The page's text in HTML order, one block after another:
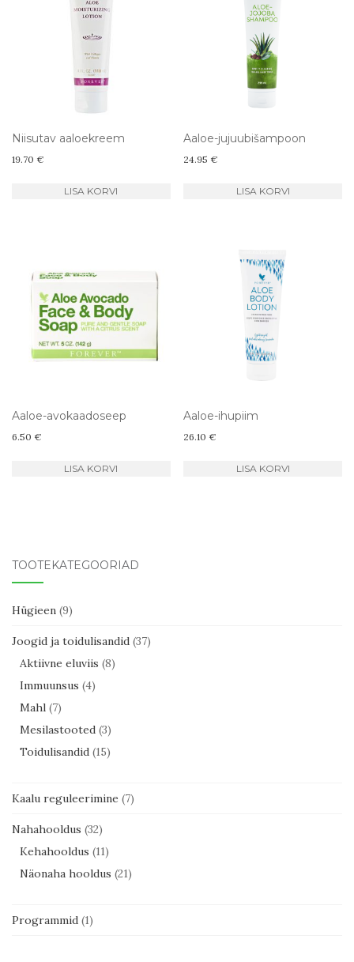
Niisutav aaloekreem
19.70 €
LISA KORVI
Aaloe-jujuubišampoon
24.95 €
LISA KORVI
Aaloe-avokaadoseep
6.50 €
LISA KORVI
Aaloe-ihupiim
26.10 €
LISA KORVI
TOOTEKATEGOORIAD
Hügieen (9)
Joogid ja toidulisandid (37)
Aktiivne eluviis (8)
Immuunsus (4)
Mahl (7)
Mesilastooted (3)
Toidulisandid (15)
Kaalu reguleerimine (7)
Nahahooldus (32)
Kehahooldus (11)
Näonaha hooldus (21)
Programmid (1)